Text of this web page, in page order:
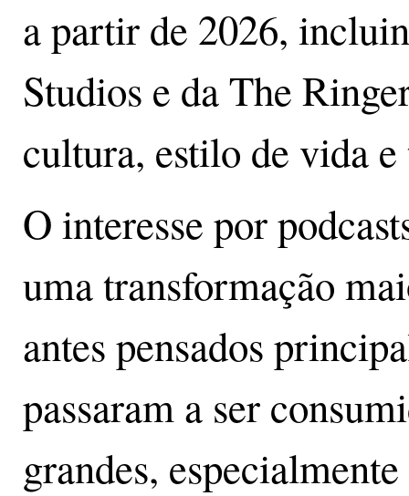
a partir de 2026,
Studios e da The
cultura, estilo de vida
O interesse por
uma transformação
antes pensados
passaram a ser
grandes,